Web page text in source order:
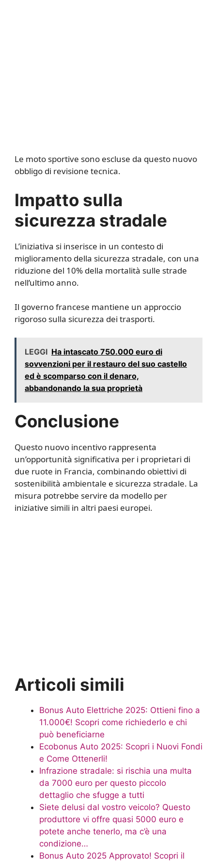
Le moto sportive sono escluse da questo nuovo
obbligo di revisione tecnica.
Impatto sulla
sicurezza stradale
L’iniziativa si inserisce in un contesto di
miglioramento della sicurezza stradale, con una
riduzione del 10% della mortalità sulle strade
nell’ultimo anno.
Il governo francese mantiene un approccio
rigoroso sulla sicurezza dei trasporti.
LEGGI Ha intascato 750.000 euro di
sovvenzioni per il restauro del suo castello
ed è scomparso con il denaro,
abbandonando la sua proprietà
Conclusione
Questo nuovo incentivo rappresenta
un’opportunità significativa per i proprietari di
due ruote in Francia, combinando obiettivi di
sostenibilità ambientale e sicurezza stradale. La
misura potrebbe servire da modello per
iniziative simili in altri paesi europei.
Articoli simili
Bonus Auto Elettriche 2025: Ottieni fino a
11.000€! Scopri come richiederlo e chi
può beneficiarne
Ecobonus Auto 2025: Scopri i Nuovi Fondi
e Come Ottenerli!
Infrazione stradale: si rischia una multa
da 7000 euro per questo piccolo
dettaglio che sfugge a tutti
Siete delusi dal vostro veicolo? Questo
produttore vi offre quasi 5000 euro e
potete anche tenerlo, ma c’è una
condizione…
Bonus Auto 2025 Approvato! Scopri il